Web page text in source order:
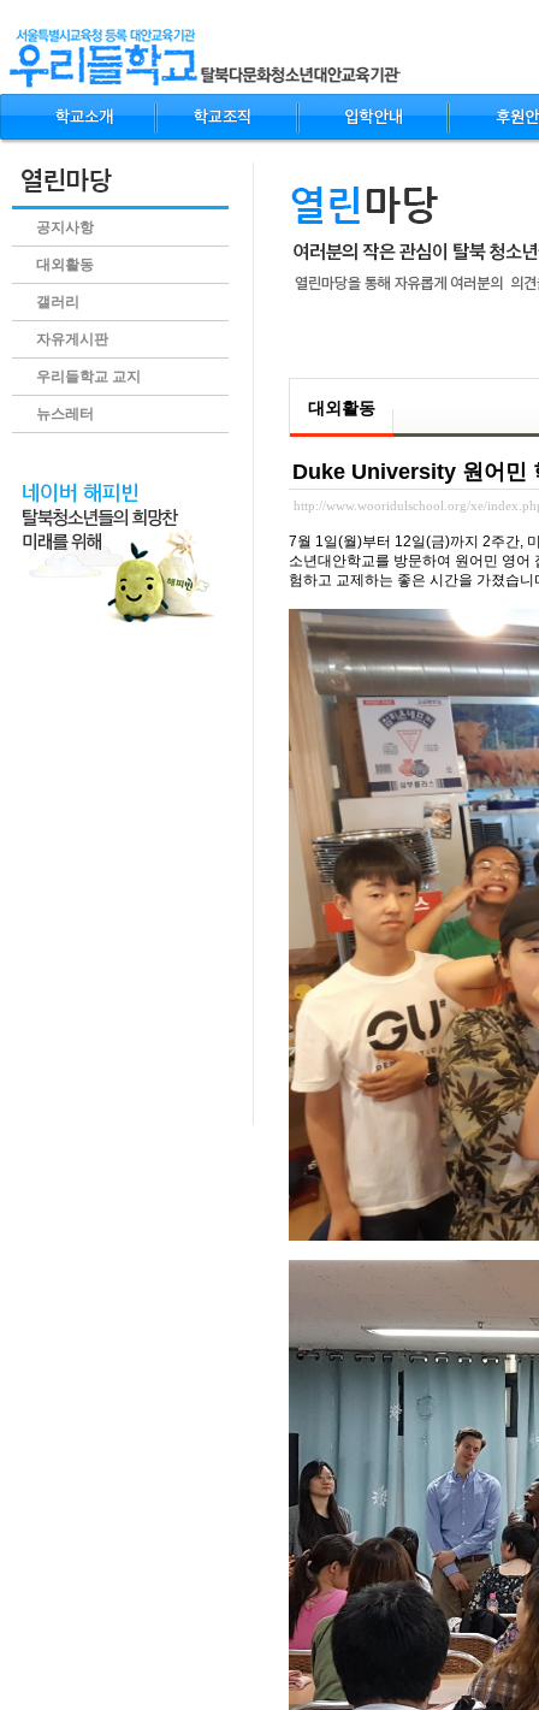
공지사항
대외활동
갤러리
자유게시판
우리들학교 교지
뉴스레터 대외활동
Duke University 원어민
http://www.wooridulschool.org/xe/
7월 1일(월)부터 12일(금)까지 2주간,
소년대안학교를 방문하여 원어민 영
험하고 교제하는 좋은 시간을 가졌습